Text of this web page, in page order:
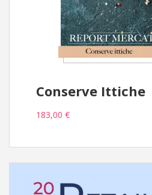
Conserve Ittiche
183,00 €